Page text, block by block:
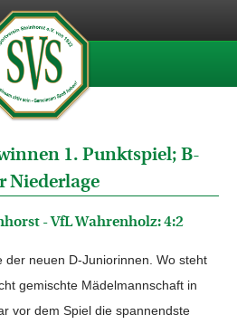
1. Punktspiel; B-
Niederlage
- VfL Wahrenholz: 4:2
der neuen D-Juniorinnen. Wo steht
gemischte Mädelmannschaft in
vor dem Spiel die spannendste